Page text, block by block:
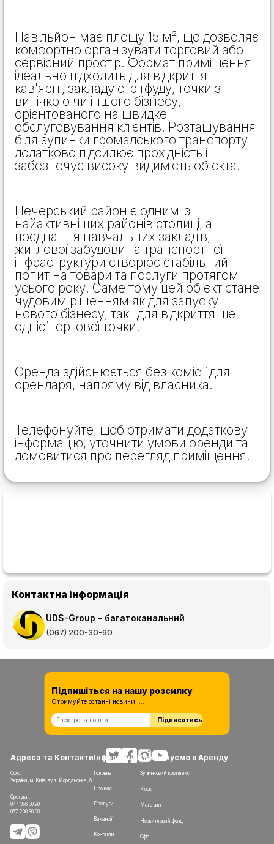
Павільйон має площу 15 м², що дозволяє
комфортно організувати торговий або
сервісний простір. Формат приміщення
ідеально підходить для відкриття
кав'ярні, закладу стрітфуду, точки з
випічкою чи іншого бізнесу,
орієнтованого на швидке
обслуговування клієнтів. Розташування
біля зупинки громадського транспорту
додатково підсилює прохідність і
забезпечує високу видимість об'єкта.
Печерський район є одним із
найактивніших районів столиці, а
поєднання навчальних закладів,
житлової забудови та транспортної
інфраструктури створює стабільний
попит на товари та послуги протягом
усього року. Саме тому цей об'єкт стане
чудовим рішенням як для запуску
нового бізнесу, так і для відкриття ще
однієї торгової точки.
Оренда здійснюється без комісії для
орендаря, напряму від власника.
Телефонуйте, щоб отримати додаткову
інформацію, уточнити умови оренди та
домовитися про перегляд приміщення.
Контактна інформація
UDS-Group - багатоканальний
(067) 200-30-90
Адреса та Контакти
Офіс:
Україна, м. Київ, вул. Йорданська, 6
Оренда :
044 356 30 90
067 200 30 90
Пропонуємо в Аренду
Зупинковий комплекс
Кіоск
Магазин
Нежитловий фонд
Офіс
Інформація
Головна
Про нас
Послуги
Вакансії
Контакти
Підпишіться на нашу розсилку
Отримуйте останні новини.....
Підписатись